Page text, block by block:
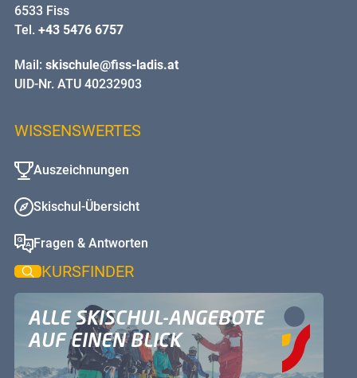
6533 Fiss
Tel.+43 5476 6757
Mail:skischule@fiss-ladis.at
UID-Nr. ATU 40232903
WISSENSWERTES
Auszeichnungen
Skischul-Übersicht
Fragen & Antworten
KURSFINDER
ALLE SKISCHUL-ANGEBOTE
AUF EINEN BLICK